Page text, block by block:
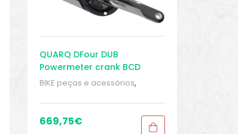
QUARQ DFour DUB
Powermeter crank BCD
110mm – Pedivela – Speed
BIKE peças e acessórios,
de energia,Sport Gears
669,75€